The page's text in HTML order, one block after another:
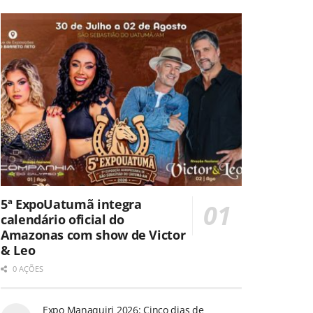
5ª ExpoUatumã integra
calendário oficial do
Amazonas com show de Victor
& Leo
0 AÇÕES
Expo Manaquiri 2026: Cinco dias de